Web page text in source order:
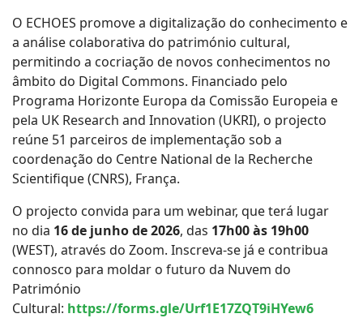
O ECHOES promove a digitalização do conhecimento e
a análise colaborativa do património cultural,
permitindo a cocriação de novos conhecimentos no
âmbito do Digital Commons. Financiado pelo
Programa Horizonte Europa da Comissão Europeia e
pela UK Research and Innovation (UKRI), o projecto
reúne 51 parceiros de implementação sob a
coordenação do Centre National de la Recherche
Scientifique (CNRS), França.
O projecto convida para um webinar, que terá lugar
no dia 16 de junho de 2026, das 17h00 às 19h00
(WEST), através do Zoom. Inscreva-se já e contribua
connosco para moldar o futuro da Nuvem do
Património
Cultural: https://forms.gle/Urf1E17ZQT9iHYew6